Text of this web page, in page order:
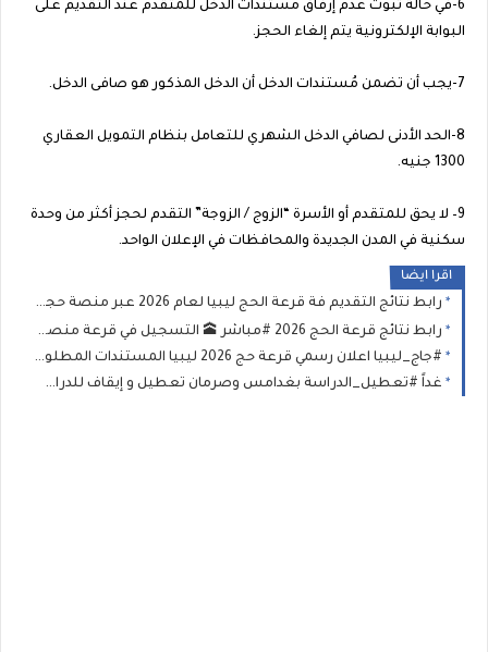
6-في حالة ثبوت عدم إرفاق مستندات الدخل للمتقدم عند التقديم على
البوابة الإلكترونية يتم إلغاء الحجز.
7-يجب أن تضمن مُستندات الدخل أن الدخل المذكور هو صافى الدخل.
8-الحد الأدنى لصافي الدخل الشهري للتعامل بنظام التمويل العقاري
1300 جنيه.
9– لا يحق للمتقدم أو الأسرة “الزوج / الزوجة” التقدم لحجز أكثر من وحدة
سكنية في المدن الجديدة والمحافظات في الإعلان الواحد.
اقرا ايضا
رابط نتائج التقديم فة قرعة الحج ليبيا لعام 2026 عبر منصة حجاج الاستعلام عن أسماء الفائزين في قرعة الحج
رابط نتائج قرعة الحج 2026 #مباشر 🕋 التسجيل في قرعة منصة «حجاج» | مواعيد قرعة الحج 2026 في ليبيا ورابط الشرح والتقديم
#جاج_ليبيا اعلان رسمي قرعة حج 2026 ليبيا المستندات المطلوبة وطريقة التسجيل في قرعة الحج بمنصة حجاج ليبيا 2026-1447
غداً #تعطيل_الدراسة بغدامس وصرمان تعطيل و إيقاف للدراسة في هذا البلديات اجازة بالمدارس حتى يوم السبت